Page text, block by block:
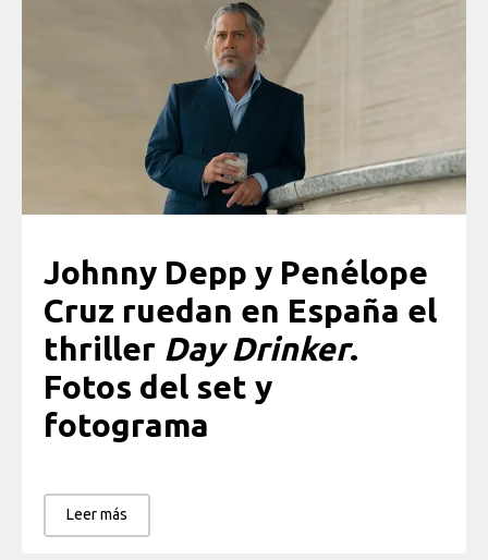
Johnny Depp y Penélope
Cruz ruedan en España el
thriller Day Drinker.
Fotos del set y
fotograma
Leer más